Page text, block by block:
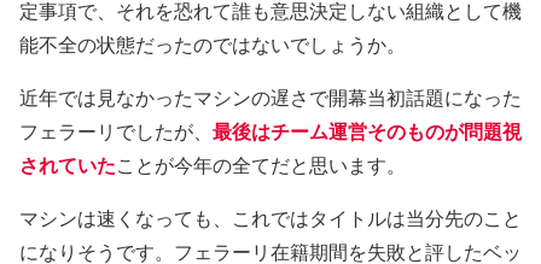
定事項で、それを恐れて誰も意思決定しない組織として機
能不全の状態だったのではないでしょうか。
近年では見なかったマシンの遅さで開幕当初話題になった
フェラーリでしたが、 最後はチーム運営そのものが問題視
されていたことが今年の全てだと思います。
マシンは速くなっても、これではタイトルは当分先のこと
になりそうです。フェラーリ在籍期間を失敗と評したベッ